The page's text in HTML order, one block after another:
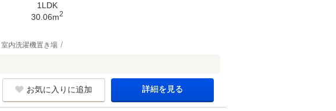
1LDK
30.06m2
室内洗濯機置き場
お気に入りに追加 詳細を見る